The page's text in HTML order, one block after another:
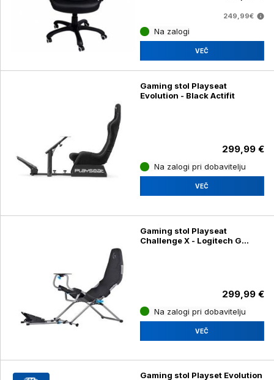
249,99€
Na zalogi
VEČ
Gaming stol Playseat
Evolution - Black Actifit
299,99 €
Na zalogi pri dobavitelju
VEČ
Gaming stol Playseat
Challenge X - Logitech G
299,99 €
Na zalogi pri dobavitelju
VEČ
Gaming stol Playset Evolution